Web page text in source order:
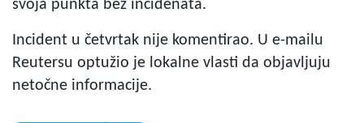
svoja punkta bez incidenata.
Incident u četvrtak nije komentirao. U e-mailu
Reutersu optužio je lokalne vlasti da objavljuju
netočne informacije.